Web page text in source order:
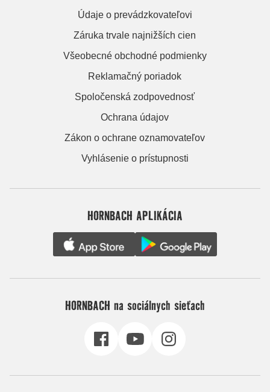
Údaje o prevádzkovateľovi
Záruka trvale najnižších cien
Všeobecné obchodné podmienky
Reklamačný poriadok
Spoločenská zodpovednosť
Ochrana údajov
Zákon o ochrane oznamovateľov
Vyhlásenie o prístupnosti
HORNBACH APLIKÁCIA
HORNBACH na sociálnych sieťach